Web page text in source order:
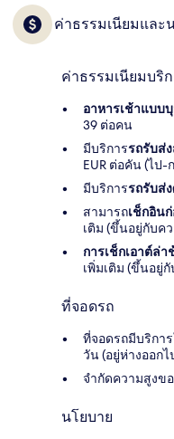
ค่าธรรมเนียมและ
ค่าธรรมเนียมบริก
อาหารเช้าแบบ
39 ต่อคน
มีบริการรถรับส่
EUR ต่อคัน (ไป
มีบริการรถรับส่
สามารถเช็กอิน
เติม (ขึ้นอยู่กับค
การเช็กเอาต์ล่า
เพิ่มเติม (ขึ้นอยู่
ที่จอดรถ
ที่จอดรถมีบริกา
วัน (อยู่ห่างออกไ
จำกัดความสูงข
นโยบาย